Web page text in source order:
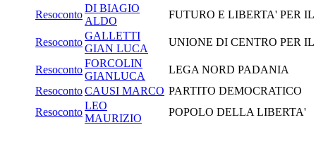
Resoconto
DI BIAGIO
ALDO
FUTURO E LIBERTA' PER
Resoconto
GALLETTI
GIAN LUCA
UNIONE DI CENTRO PER
Resoconto
FORCOLIN
GIANLUCA
LEGA NORD PADANIA
ResocontoCAUSI MARCO PARTITO DEMOCRATICO
Resoconto
LEO
MAURIZIO
POPOLO DELLA LIBERTA'